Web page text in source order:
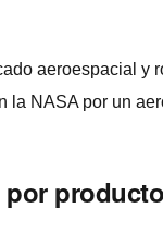
aeroespacial y
la NASA por un